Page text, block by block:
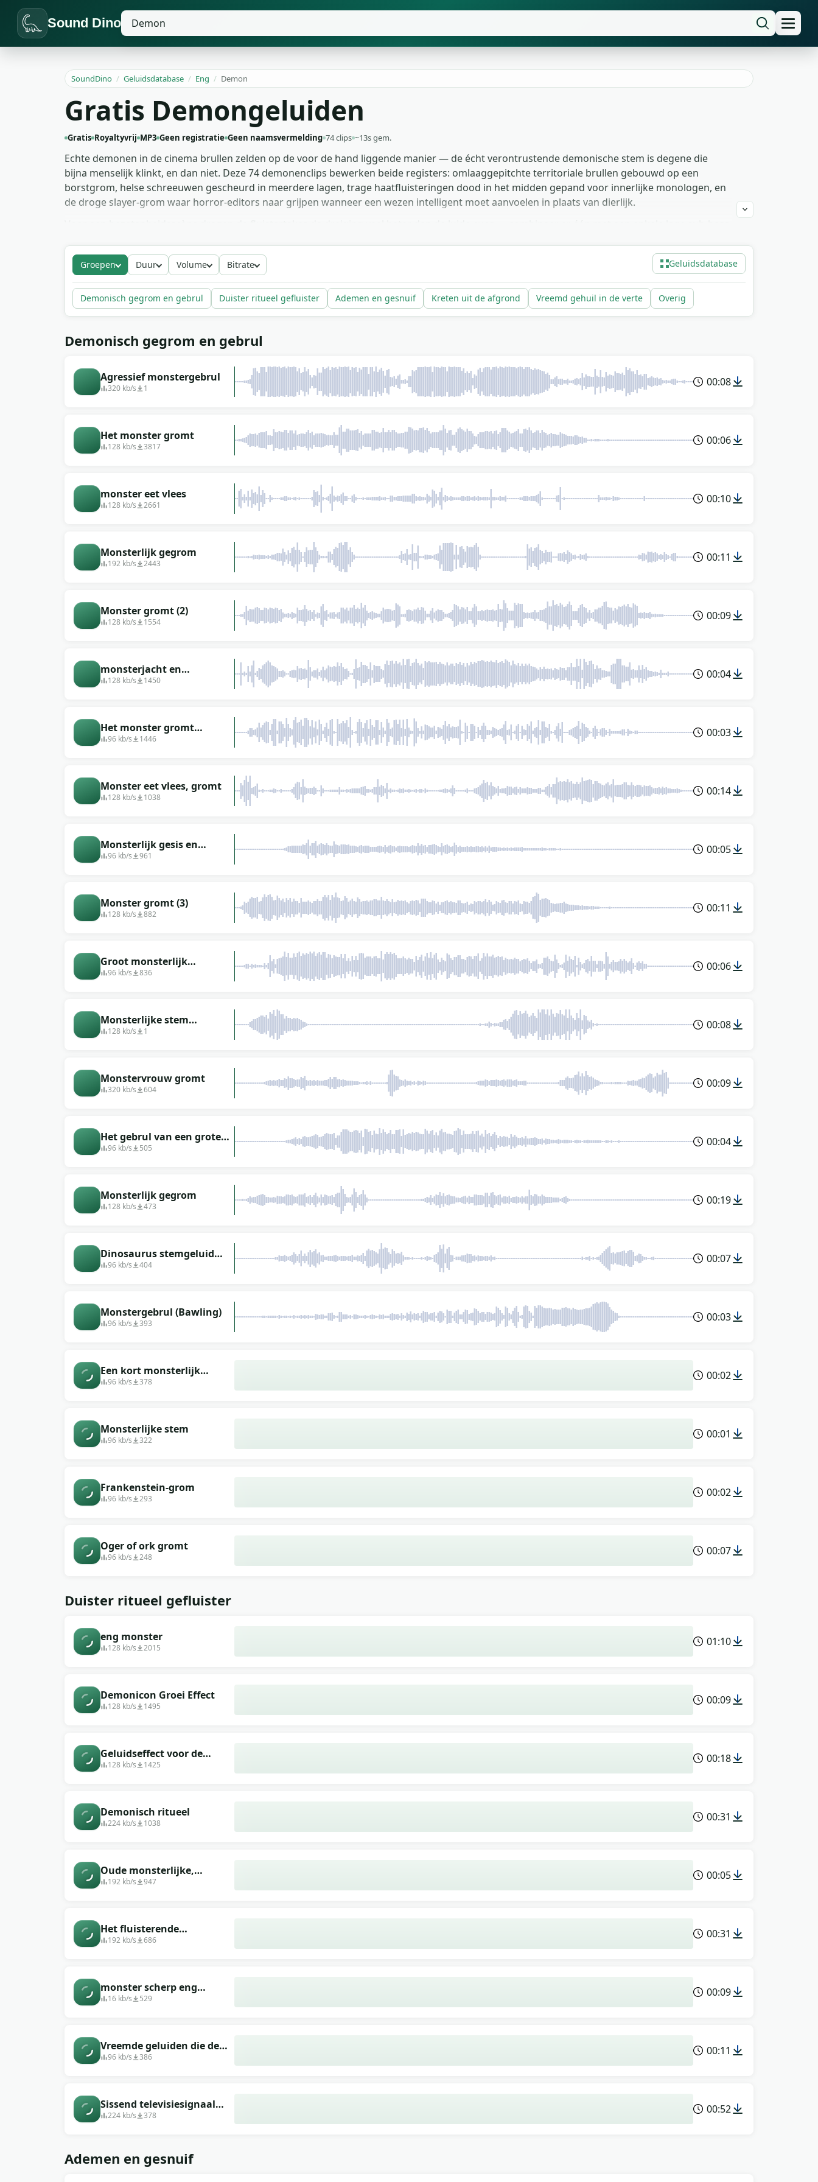
Sound Dino
SoundDino / Geluidsdatabase / Eng / Demon
Gratis Demongeluiden
Gratis Royaltyvrij MP3 Geen registratie Geen naamsvermelding 74 clips ~13s gem.
Echte demonen in de cinema brullen zelden op de voor de hand liggende manier — de écht verontrustende demonische stem is degene die
bijna menselijk klinkt, en dan niet. Deze 74 demonenclips bewerken beide registers: omlaaggepitchte territoriale brullen gebouwd op een
borstgrom, helse schreeuwen gescheurd in meerdere lagen, trage haatfluisteringen dood in het midden gepand voor innerlijke monologen, en
de droge slayer-grom waar horror-editors naar grijpen wanneer een wezen intelligent moet aanvoelen in plaats van dierlijk.
elkaar dat de demon tegelijk fysiek groot en emotioneel gebroken klinkt. De Sweeney-Todd-achtige barberfluister verbergt mooi onder een
voorgrond-voiceover voor trailerbeats. Pak wat past — elke clip is een gratis MP3-download, geen registratie, geen vermeldingsgejaag.
Groepen Duur Volume Bitrate Geluidsdatabase
Demonisch gegrom en gebrul Duister ritueel gefluister Ademen en gesnuif Kreten uit de afgrond Vreemd gehuil in de verte Overig
Demonisch gegrom en gebrul
Agressief monstergebrul
320 kb/s 1 00:08
Het monster gromt
128 kb/s 3817 00:06
monster eet vlees
128 kb/s 2661 00:10
Monsterlijk gegrom
192 kb/s 2443 00:11
Monster gromt (2)
128 kb/s 1554 00:09
monsterjacht en
slachtoffer vangen
128 kb/s 1450 00:04
Het monster gromt
verschrikkelijk
96 kb/s 1446 00:03
Monster eet vlees, gromt
128 kb/s 1038 00:14
Monsterlijk gesis en
gegrom
96 kb/s 961 00:05
Monster gromt (3)
128 kb/s 882 00:11
Groot monsterlijk
grommend geluid
96 kb/s 836 00:06
Monsterlijke stem
(monsterlijk gebrul)
128 kb/s 1 00:08
Monstervrouw gromt
320 kb/s 604 00:09
Het gebrul van een grote
en kwaadaardige mutant
96 kb/s 505 00:04
Monsterlijk gegrom
128 kb/s 473 00:19
Dinosaurus stemgeluid
(lijkt op een groot wezen)
96 kb/s 404 00:07
Monstergebrul (Bawling)
96 kb/s 393 00:03
Een kort monsterlijk
grommend geluid
96 kb/s 378 00:02
Monsterlijke stem
96 kb/s 322 00:01
Frankenstein-grom
96 kb/s 293 00:02
Oger of ork gromt
96 kb/s 248 00:07
Duister ritueel gefluister
eng monster
128 kb/s 2015 01:10
Demonicon Groei Effect
128 kb/s 1495 00:09
Geluidseffect voor de
trailer van
128 kb/s 1425 00:18
Demonisch ritueel
224 kb/s 1038 00:31
Oude monsterlijke,
dreigende geluidseffecten
192 kb/s 947 00:05
Het fluisterende
geluidseffect van een
192 kb/s 686 00:31
monster scherp eng
gedempt
16 kb/s 529 00:09
Vreemde geluiden die de
demon maakt
96 kb/s 386 00:11
Sissend televisiesignaal
met een demonische stem
224 kb/s 378 00:52
Ademen en gesnuif